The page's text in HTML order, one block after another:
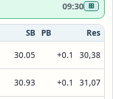
09:30 ⊞
SB PB Res
30.05 +0.1 30,38
30.93 +0.1 31,07